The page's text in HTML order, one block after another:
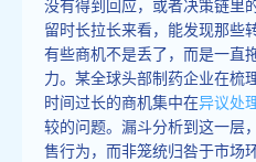
留时长拉长来看，能发现那些
有些商机不是丢了，而是一直
力。某全球头部制药企业在梳
时间过长的商机集中在异议处
较的问题。漏斗分析到这一层
售行为，而非笼统归咎于市场环